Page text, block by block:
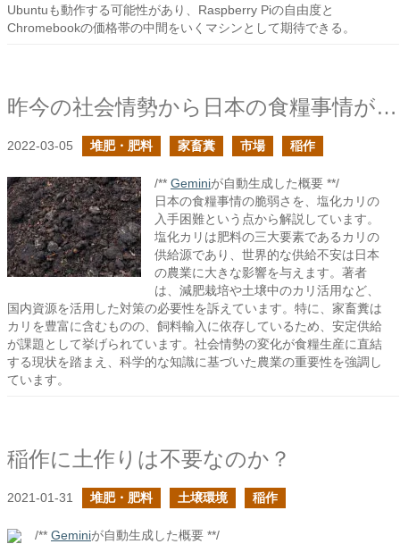
Ubuntuも動作する可能性があり、Raspberry Piの自由度と
Chromebookの価格帯の中間をいくマシンとして期待できる。
昨今の社会情勢から日本の食糧事情が如何に脆弱かを痛感する
2022-03-05 堆肥・肥料 家畜糞 市場 稲作
/** Geminiが自動生成した概要 **/
日本の食糧事情の脆弱さを、塩化カリの
入手困難という点から解説しています。
塩化カリは肥料の三大要素であるカリの
供給源であり、世界的な供給不安は日本
の農業に大きな影響を与えます。著者
は、減肥栽培や土壌中のカリ活用など、
国内資源を活用した対策の必要性を訴えています。特に、家畜糞は
カリを豊富に含むものの、飼料輸入に依存しているため、安定供給
が課題として挙げられています。社会情勢の変化が食糧生産に直結
する現状を踏まえ、科学的な知識に基づいた農業の重要性を強調し
ています。
稲作に土作りは不要なのか？
2021-01-31 堆肥・肥料 土壌環境 稲作
/** Geminiが自動生成した概要 **/